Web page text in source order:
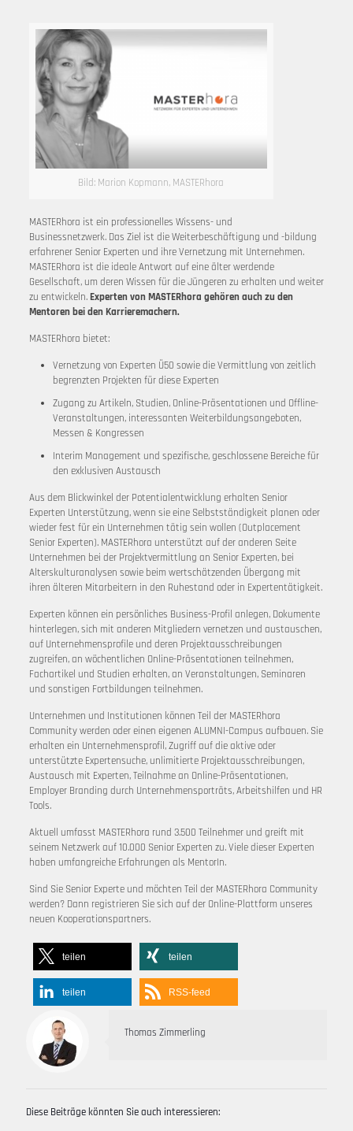
Bild: Marion Kopmann, MASTERhora
MASTERhora ist ein professionelles Wissens- und
Businessnetzwerk. Das Ziel ist die Weiterbeschäftigung und -bildung
erfahrener Senior Experten und ihre Vernetzung mit Unternehmen.
MASTERhora ist die ideale Antwort auf eine älter werdende
Gesellschaft, um deren Wissen für die Jüngeren zu erhalten und weiter
zu entwickeln.Experten von MASTERhora gehören auch zu den
Mentoren bei den Karrieremachern.
MASTERhora bietet:
Vernetzung von Experten Ü50 sowie die Vermittlung von zeitlich
begrenzten Projekten für diese Experten
Zugang zu Artikeln, Studien, Online-Präsentationen und Offline-
Veranstaltungen, interessanten Weiterbildungsangeboten,
Messen & Kongressen
Interim Management und spezifische, geschlossene Bereiche für
den exklusiven Austausch
Aus dem Blickwinkel der Potentialentwicklung erhalten Senior
Experten Unterstützung, wenn sie eine Selbstständigkeit planen oder
wieder fest für ein Unternehmen tätig sein wollen (Outplacement
Senior Experten). MASTERhora unterstützt auf der anderen Seite
Unternehmen bei der Projektvermittlung an Senior Experten, bei
Alterskulturanalysen sowie beim wertschätzenden Übergang mit
ihren älteren Mitarbeitern in den Ruhestand oder in Expertentätigkeit.
Experten können ein persönliches Business-Profil anlegen, Dokumente
hinterlegen, sich mit anderen Mitgliedern vernetzen und austauschen,
auf Unternehmensprofile und deren Projektausschreibungen
zugreifen, an wöchentlichen Online-Präsentationen teilnehmen,
Fachartikel und Studien erhalten, an Veranstaltungen, Seminaren
und sonstigen Fortbildungen teilnehmen.
Unternehmen und Institutionen können Teil der MASTERhora
Community werden oder einen eigenen ALUMNI-Campus aufbauen. Sie
erhalten ein Unternehmensprofil, Zugriff auf die aktive oder
unterstützte Expertensuche, unlimitierte Projektausschreibungen,
Austausch mit Experten, Teilnahme an Online-Präsentationen,
Employer Branding durch Unternehmensporträts, Arbeitshilfen und HR
Tools.
Aktuell umfasst MASTERhora rund 3.500 Teilnehmer und greift mit
seinem Netzwerk auf 10.000 Senior Experten zu. Viele dieser Experten
haben umfangreiche Erfahrungen als MentorIn.
Sind Sie Senior Experte und möchten Teil der MASTERhora Community
werden? Dann registrieren Sie sich auf der Online-Plattform unseres
neuen Kooperationspartners.
teilen teilen
teilen RSS-feed
Thomas Zimmerling
Diese Beiträge könnten Sie auch interessieren: